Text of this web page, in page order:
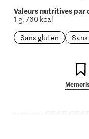
Valeurs nutritives par
1 g, 760 kcal
Sans gluten